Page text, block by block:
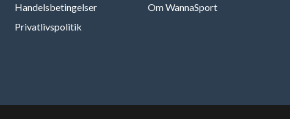
Handelsbetingelser
Privatlivspolitik
Om WannaSport